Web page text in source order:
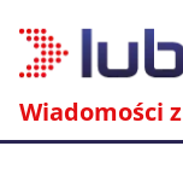
Wiadomości